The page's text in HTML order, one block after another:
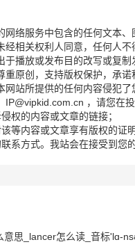
网络服务中包含的任何文本
经相关权利人同意，任何人
于播放或发布目的改写或复制
重原创，支持版权保护，承诺
网站所提供的任何内容侵犯
IP@vipkid.com.cn ，请您在
侵权的内容或文章的链接；
该等内容或文章享有版权的证明
联系方式。我站会在接受到您
意思_lancer怎么读_音标'lɑ-